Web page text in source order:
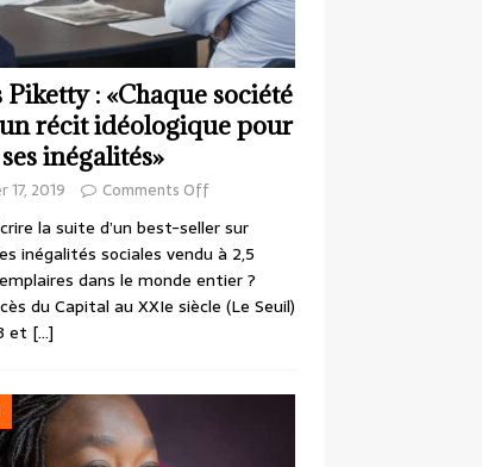
: «Chaque société
récit idéologique pour
inégalités»
17, 2019 Comments Off
la suite d’un best-seller sur
inégalités sociales vendu à 2,5
dans le monde entier ?
du Capital au XXIe siècle (Le Seuil)
et […]